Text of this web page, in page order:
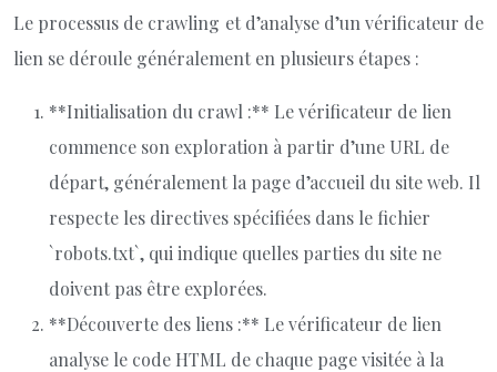
Le processus de crawling et d’analyse d’un vérificateur de
lien se déroule généralement en plusieurs étapes :
**Initialisation du crawl :** Le vérificateur de lien
commence son exploration à partir d’une URL de
départ, généralement la page d’accueil du site web. Il
respecte les directives spécifiées dans le fichier
`robots.txt`, qui indique quelles parties du site ne
doivent pas être explorées.
**Découverte des liens :** Le vérificateur de lien
analyse le code HTML de chaque page visitée à la